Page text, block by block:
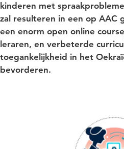
kinderen met
zal resulteren in een op AAC
een enorm open online
leraren, en verbeterde
toegankelijkheid in het
bevorderen.